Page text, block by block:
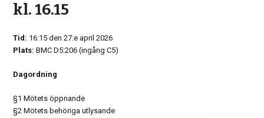
kl. 16.15
Tid: 16:15 den 27:e april 2026
Plats: BMC D5:206 (ingång C5)
Dagordning
§1 Mötets öppnande
§2 Mötets behöriga utlysande